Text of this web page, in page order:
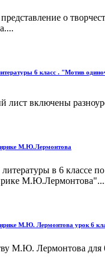
о
6 класс . "Мотив
лист включены
М.Ю.Лермонтова
литературы в 6 классе
М.Ю. Лермонтова урок 6
М.Ю. Лермонтова для